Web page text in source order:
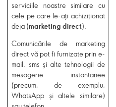
serviciile noastre similare cu
cele pe care le-ați achiziționat
deja (marketing direct).
Comunicările de marketing
direct vă pot fi furnizate prin e-
mail, sms și alte tehnologii de
mesagerie instantanee
(precum, de exemplu,
WhatsApp și altele similare)